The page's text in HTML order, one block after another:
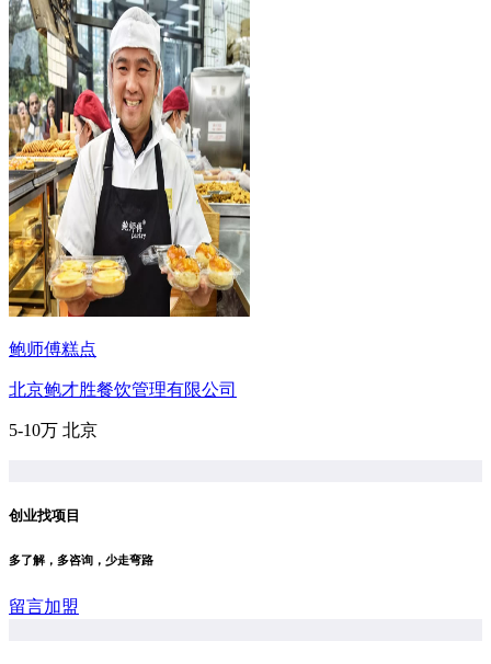
鲍师傅糕点
北京鲍才胜餐饮管理有限公司
5-10万 北京
创业找项目
多了解，多咨询，少走弯路
留言加盟